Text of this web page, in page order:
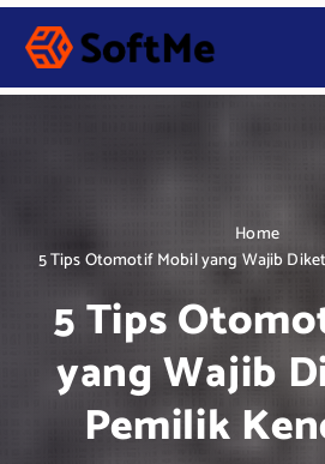
S
p
Home
5 Tips Otomotif Mobil yang Wajib
5 Tips
yang Wajib
Pemilik